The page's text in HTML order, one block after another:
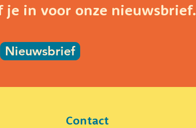
je in voor onze nieuwsbrief.
Nieuwsbrief
Contact